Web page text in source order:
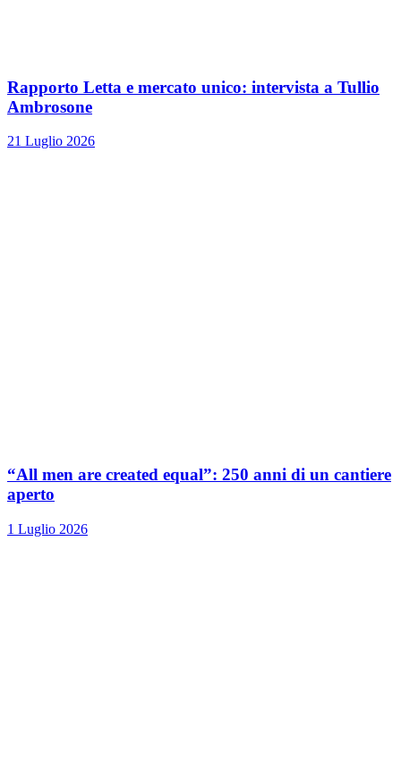
Rapporto Letta e mercato unico: intervista a Tullio
Ambrosone
21 Luglio 2026
“All men are created equal”: 250 anni di un cantiere
aperto
1 Luglio 2026